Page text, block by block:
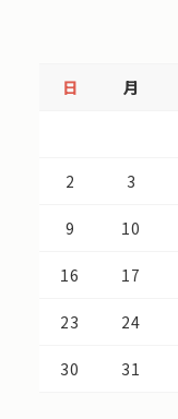
日 月
2 3
9 10
16 17
23 24
30 31